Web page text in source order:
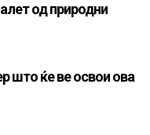
од природни
што ќе ве освои ова